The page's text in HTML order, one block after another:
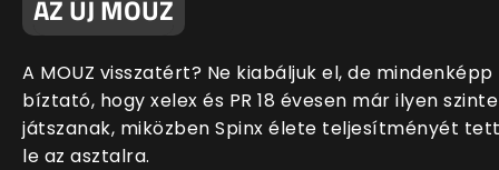
AZ ÚJ MOUZ
A MOUZ visszatért? Ne kiabáljuk el, de mindenképp
bíztató, hogy xelex és PR 18 évesen már ilyen
játszanak, miközben Spinx élete teljesítményét
le az asztalra.